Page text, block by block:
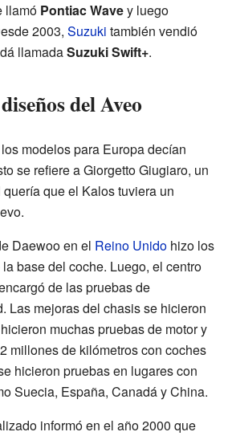
llamó Pontiac Wavey luego
2003, Suzuki también vendió
llamadaSuzuki Swift+.
del Aveo
modelos para Europa decían
se refiere a Giorgetto Giugiaro, un
que el Kalos tuviera un
Daewoo en el Reino Unido hizo los
base del coche. Luego, el centro
de las pruebas de
Las mejoras del chasis se hicieron
muchas pruebas de motor y
millones de kilómetros con coches
hicieron pruebas en lugares con
Suecia, España, Canadá y China.
informó en el año 2000 que